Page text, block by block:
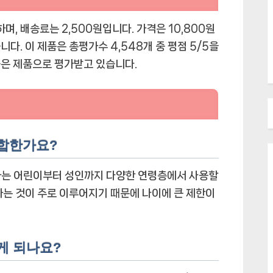
며, 배송료는 2,500원입니다. 가격은 10,800원
니다. 이 제품은 총평가수 4,548개 중 평점 5/5을
제품으로 평가받고 있습니다.
한가요?
어린이부터 성인까지 다양한 연령층에서 사용할
것이 주로 이루어지기 때문에 나이에 큰 제한이
되나요?